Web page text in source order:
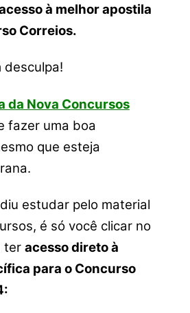
à melhor apostila
Correios.
desculpa!
da Nova Concursos
fazer uma boa
que esteja
estudar pelo material
é só você clicar no
ter acesso direto à
para o Concurso